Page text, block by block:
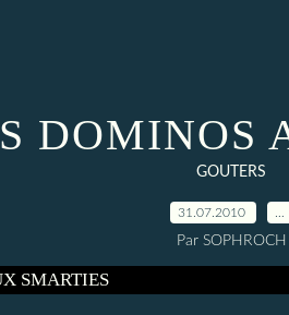
DOMINOS
GOUTERS
31.07.2010
Par SOPHROCH